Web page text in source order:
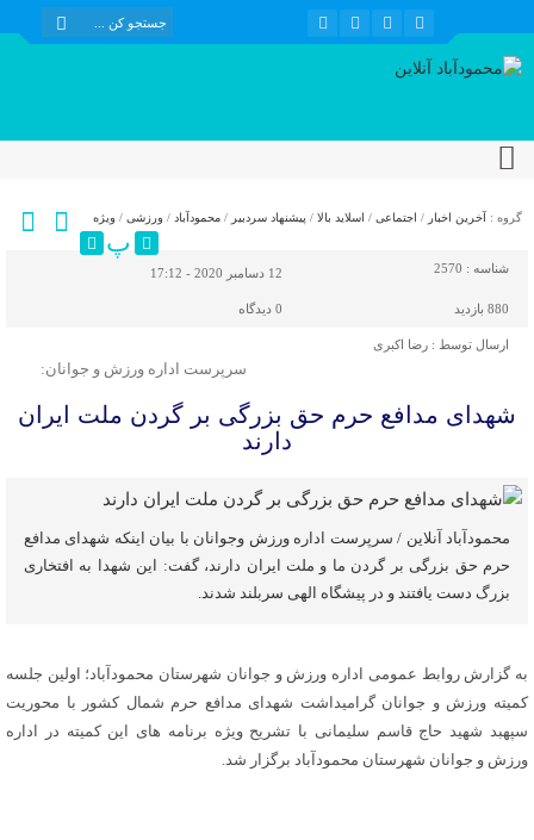
گروه : آخرین اخبار / اجتماعی / اسلاید بالا / پیشنهاد سردبیر / محمودآباد / ورزشی / ویژه
پ
شناسه : 2570 12 دسامبر 2020 - 17:12
880 بازدید 0 دیدگاه
ارسال توسط : رضا اکبری
سرپرست اداره ورزش و جوانان:
شهدای مدافع حرم حق بزرگی بر گردن ملت ایران
دارند
محمودآباد آنلاین / سرپرست اداره ورزش وجوانان با بیان اینکه شهدای مدافع
حرم حق بزرگی بر گردن ما و ملت ایران دارند، گفت: این شهدا به افتخاری
بزرگ دست یافتند و در پیشگاه الهی سربلند شدند.
به گزارش روابط عمومی اداره ورزش و جوانان شهرستان محمودآباد؛ اولین جلسه
کمیته ورزش و جوانان گرامیداشت شهدای مدافع حرم شمال کشور با محوریت
سپهبد شهید حاج قاسم سلیمانی با تشریح ویژه برنامه های این کمیته در اداره
ورزش و جوانان شهرستان محمودآباد برگزار شد.